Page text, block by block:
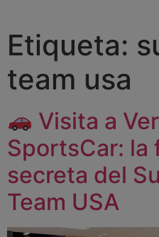
Etiqueta:
team usa
Visita a
SportsCar: la
secreta del
Team USA